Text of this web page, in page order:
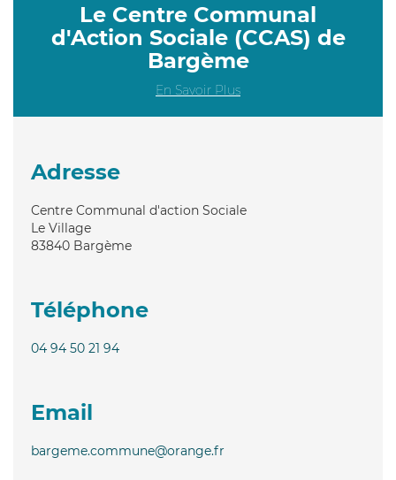
Le Centre Communal
d'Action Sociale (CCAS) de
Bargème
En Savoir Plus
Adresse
Centre Communal d'action Sociale
Le Village
83840 Bargème
Téléphone
04 94 50 21 94
Email
bargeme.commune@orange.fr